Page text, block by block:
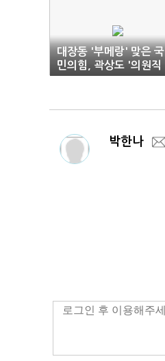
대장동 '부메랑' 맞은 국
민의힘, 곽상도 '의원직
제명' 고민
박한나